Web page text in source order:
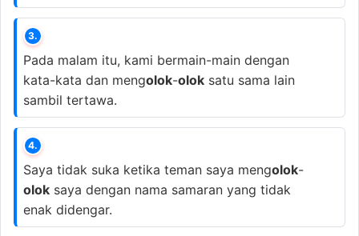
3.
Pada malam itu, kami bermain-main dengan
kata-kata dan mengolok-olok satu sama lain
sambil tertawa.
4.
Saya tidak suka ketika teman saya mengolok-
olok saya dengan nama samaran yang tidak
enak didengar.